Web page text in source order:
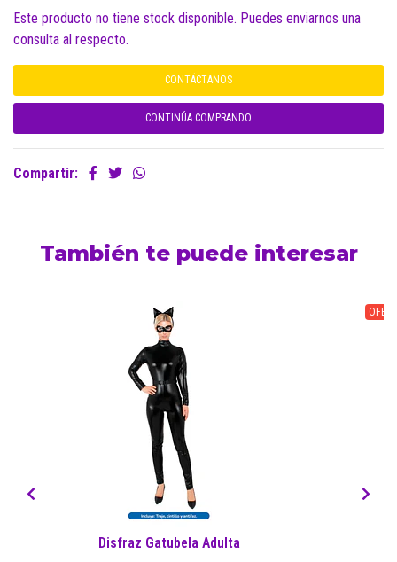
Este producto no tiene stock disponible. Puedes enviarnos una
consulta al respecto.
CONTÁCTANOS
CONTINÚA COMPRANDO
Compartir:
También te puede interesar
Disfraz Gatubela Adulta